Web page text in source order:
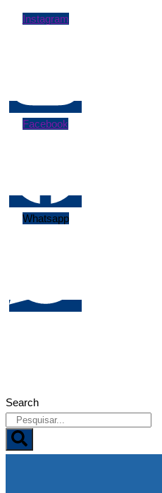
Instagram
Facebook
Whatsapp
Search